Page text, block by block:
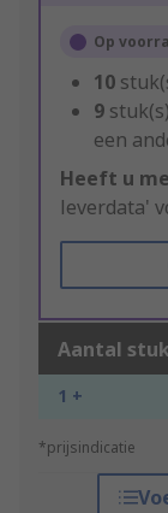
Op
10
9
een
Heeft u
leverdata'
Aantal
1 +
*prijsindicatie